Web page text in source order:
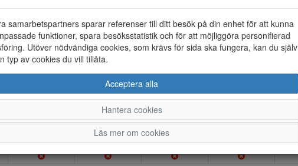
Löstagbar innersula
Ja
36 37 38 39
samarbetspartners sparar referenser till ditt besök på din enhet för att kunna
funktioner, spara besöksstatistik och för att möjliggöra personifierad
Utöver nödvändiga cookies, som krävs för sida ska fungera, kan du själv
typ av cookies du vill tillåta.
Acceptera alla
Hantera cookies
Läs mer om cookies